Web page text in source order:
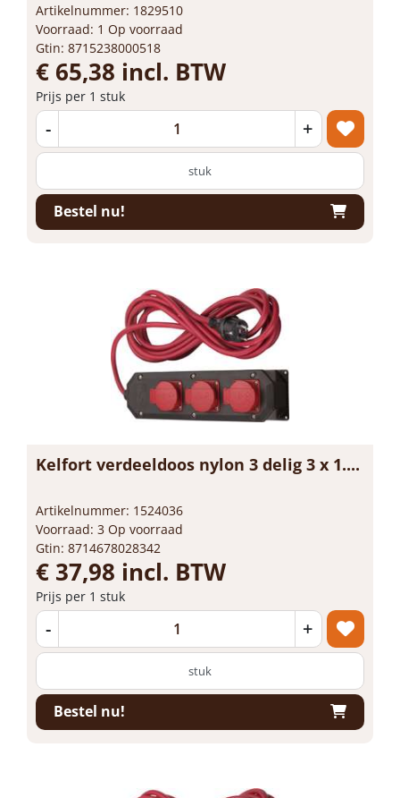
Artikelnummer: 1829510
Voorraad: 1 Op voorraad
Gtin: 8715238000518
€ 65,38 incl. BTW
Prijs per 1 stuk
- +
stuk
Bestel nu!
Kelfort verdeeldoos nylon 3 delig 3 x 1....
Artikelnummer: 1524036
Voorraad: 3 Op voorraad
Gtin: 8714678028342
€ 37,98 incl. BTW
Prijs per 1 stuk
- +
stuk
Bestel nu!